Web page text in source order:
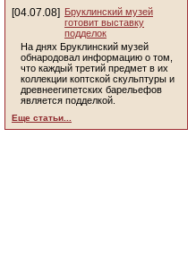
[04.07.08] Бруклинский музей
готовит выставку
подделок
На днях Бруклинский музей
обнародовал информацию о том,
что каждый третий предмет в их
коллекции коптской скульптуры и
древнеегипетских барельефов
является подделкой.
Еще статьи...